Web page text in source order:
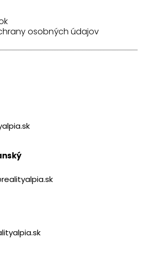
osobných údajov